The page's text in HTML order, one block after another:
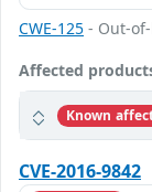
CWE-125 - Out-
Affected
Known
CVE-2016-9842